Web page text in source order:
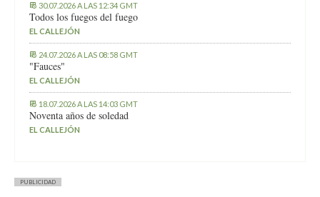
30.07.2026 A LAS 12:34 GMT
Todos los fuegos del fuego
EL CALLEJÓN
24.07.2026 A LAS 08:58 GMT
"Fauces"
EL CALLEJÓN
18.07.2026 A LAS 14:03 GMT
Noventa años de soledad
EL CALLEJÓN
PUBLICIDAD